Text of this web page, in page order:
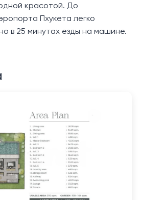
красотой. До
Пхукета легко
в 25 минутах езды на машине.